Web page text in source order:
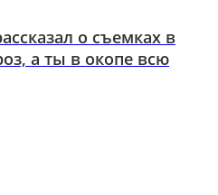
о съемках в
а ты в окопе всю